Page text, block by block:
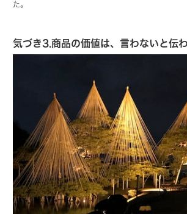
た。
気づき3.商品の価値は、言わないと伝